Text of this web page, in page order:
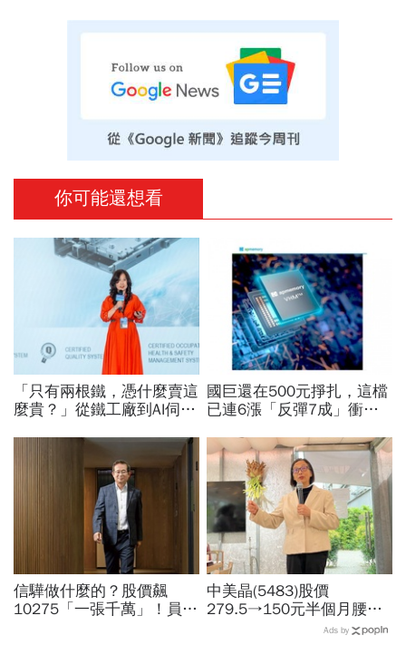
你可能還想看
「只有兩根鐵，憑什麼賣這
麼貴？」從鐵工廠到AI伺服
城河創造超高毛利率
國巨還在500元掙扎，這檔
已連6漲「反彈7成」衝千
還有5成空間
信驊做什麼的？股價飆
10275「一張千萬」！員工
中美晶(5483)股價
279.5→150元半個月腰
斬，徐秀蘭端出Q2好成
Ads by